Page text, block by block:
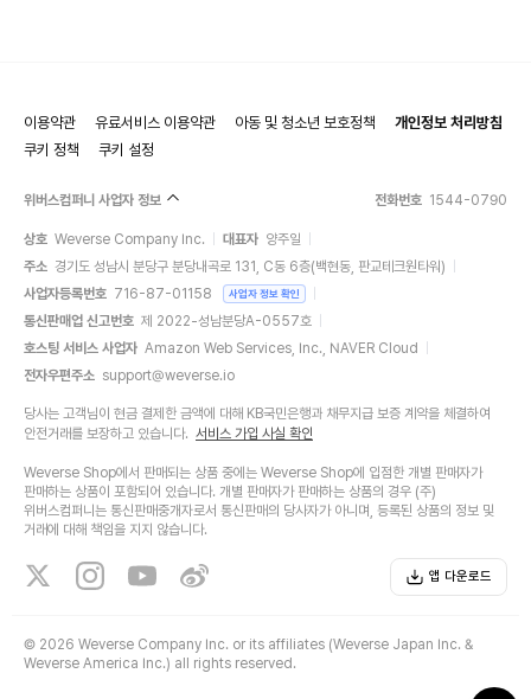
이용약관 유료서비스 이용약관 아동 및 청소년 보호정책
개인정보 처리방침
쿠키 정책
쿠키 설정
위버스컴퍼니 사업자 정보 전화번호 1544-0790
상호 Weverse Company Inc. 대표자 양주일
주소 경기도 성남시 분당구 분당내곡로 131, C동 6층(백현동, 판교테크원타워)
사업자등록번호 716-87-01158 사업자 정보 확인
통신판매업 신고번호 제 2022-성남분당A-0557호
호스팅 서비스 사업자 Amazon Web Services, Inc., NAVER Cloud
전자우편주소 support@weverse.io
당사는 고객님이 현금 결제한 금액에 대해 KB국민은행과 채무지급 보증 계약을 체결하여
안전거래를 보장하고 있습니다. 서비스 가입 사실 확인
Weverse Shop에서 판매되는 상품 중에는 Weverse Shop에 입점한 개별 판매자가
판매하는 상품이 포함되어 있습니다. 개별 판매자가 판매하는 상품의 경우 (주)
위버스컴퍼니는 통신판매중개자로서 통신판매의 당사자가 아니며, 등록된 상품의 정보 및
거래에 대해 책임을 지지 않습니다.
앱 다운로드
© 2026 Weverse Company Inc. or its affiliates (Weverse Japan Inc. &
Weverse America Inc.) all rights reserved.